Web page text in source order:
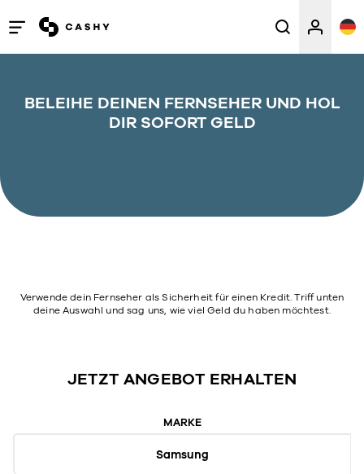
Menü
öffnen
schließen
BELEIHE DEINEN FERNSEHER UND HOL
DIR SOFORT GELD
Verwende dein Fernseher als Sicherheit für einen Kredit. Triff unten
deine Auswahl und sag uns, wie viel Geld du haben möchtest.
JETZT ANGEBOT ERHALTEN
MARKE
Samsung